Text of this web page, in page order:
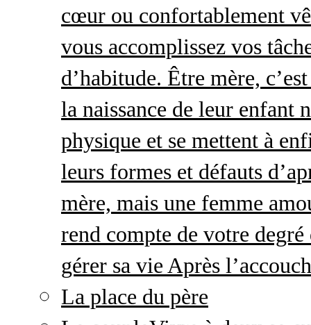
cœur ou confortablement
vous accomplissez vos
d’habitude. Être mère,
la naissance de leur enfant
physique et se mettent à
leurs formes et défauts
mère, mais une femme
rend compte de votre
gérer sa vie Après
La place du père